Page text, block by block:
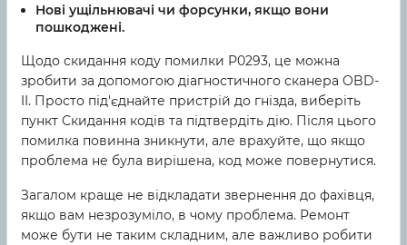
Нові ущільнювачі чи форсунки, якщо вони
пошкоджені.
Щодо скидання коду помилки P0293, це можна
зробити за допомогою діагностичного сканера OBD-
II. Просто під'єднайте пристрій до гнізда, виберіть
пункт Скидання кодів та підтвердіть дію. Після цього
помилка повинна зникнути, але врахуйте, що якщо
проблема не була вирішена, код може повернутися.
Загалом краще не відкладати звернення до фахівця,
якщо вам незрозуміло, в чому проблема. Ремонт
може бути не таким складним, але важливо робити